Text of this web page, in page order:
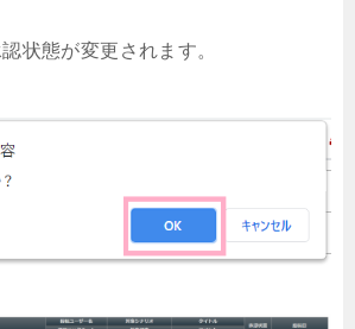
態が変更されます。